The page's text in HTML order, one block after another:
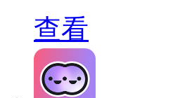
查看